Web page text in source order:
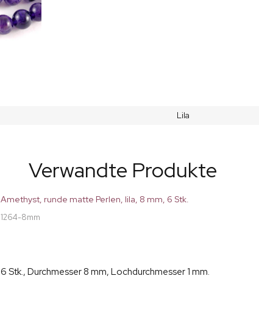
Lila
Verwandte Produkte
Amethyst, runde matte Perlen, lila, 8 mm, 6 Stk.
1264-8mm
6 Stk., Durchmesser 8 mm, Lochdurchmesser 1 mm.